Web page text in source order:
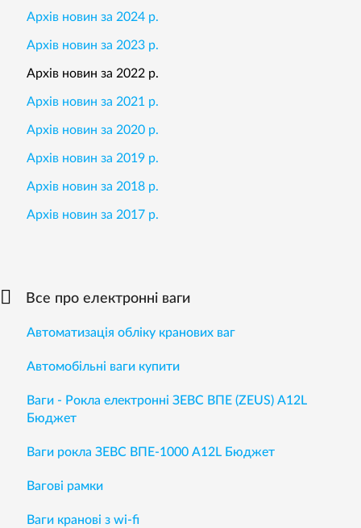
Архів новин за 2024 р.
Архів новин за 2023 р.
Архів новин за 2022 р.
Архів новин за 2021 р.
Архів новин за 2020 р.
Архів новин за 2019 р.
Архів новин за 2018 р.
Архів новин за 2017 р.
Все про електронні ваги
Автоматизація обліку кранових ваг
Автомобільні ваги купити
Ваги - Рокла електронні ЗЕВС ВПЕ (ZEUS) A12L
Бюджет
Ваги рокла ЗЕВС ВПЕ-1000 А12L Бюджет
Вагові рамки
Ваги кранові з wi-fi